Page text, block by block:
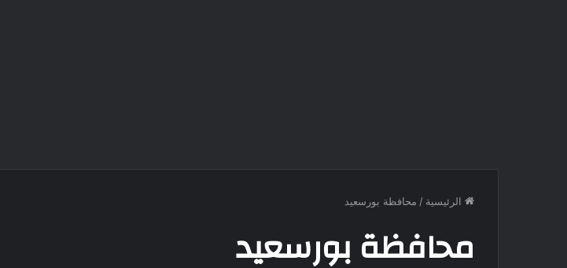
الرئيسية / محافظة بورسعيد
محافظة بورسعيد